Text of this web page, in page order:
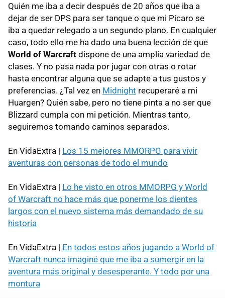
Quién me iba a decir después de 20 años que iba a
dejar de ser DPS para ser tanque o que mi Pícaro se
iba a quedar relegado a un segundo plano. En cualquier
caso, todo ello me ha dado una buena lección de que
World of Warcraft dispone de una amplia variedad de
clases. Y no pasa nada por jugar con otras o rotar
hasta encontrar alguna que se adapte a tus gustos y
preferencias. ¿Tal vez en Midnight recuperaré a mi
Huargen? Quién sabe, pero no tiene pinta a no ser que
Blizzard cumpla con mi petición. Mientras tanto,
seguiremos tomando caminos separados.
En VidaExtra | Los 15 mejores MMORPG para vivir
aventuras con personas de todo el mundo
En VidaExtra | Lo he visto en otros MMORPG y World
of Warcraft no hace más que ponerme los dientes
largos con el nuevo sistema más demandado de su
historia
En VidaExtra | En todos estos años jugando a World of
Warcraft nunca imaginé que me iba a sumergir en la
aventura más original y desesperante. Y todo por una
montura